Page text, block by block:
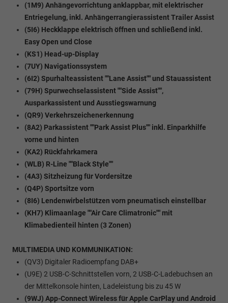
(1M9) Anhängevorrichtung anklappbar, mit elektrischer
Entriegelung, inkl. Anhängerrangierassistent Trailer Assist
(5I6) Heckklappe elektrisch öffnen und schließend inkl.
Easy Open und Close
(KS1) Head-up-Display
(7UY) Navigationssystem
(6I2) Spurhalteassistent ""Lane Assist"" und Stauassistent
(79H) Spurwechselassistent ""Side Assist"",
Ausparkassistent und Ausstiegswarnung
(QR9) Verkehrszeichenerkennung
(8A2) Parkassistent ""Park Assist Plus"" inkl. Einparkhilfe
vorne und hinten
(KA2) Rückfahrkamera
(WLB) R-Line ""Black Style""
(4A3) Sitzheizung für Vordersitze
(Q4P) Sportsitze vorn
(8I6) Lendenwirbelstützen vorn pneumatisch einstellbar
(KH7) Klimaanlage ""Air Care Climatronic"" mit
Klimabedienteil hinten (3 Zonen)
MULTIMEDIA UND KOMMUNIKATION:
(QV3) Digitaler Radioempfang DAB+
(U9E) 2 USB-C-Schnittstellen vorn, 2 USB-C-Ladebuchsen an
der Mittelkonsole hinten, Ladeleistung bis zu 45 W
(9WJ) App-Connect Wireless für Apple CarPlay und Android